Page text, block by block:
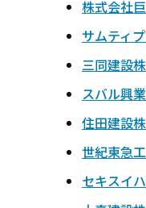
株式会社
サムティ
三同建設
スバル興
住田建設
世紀東急
セキスイ